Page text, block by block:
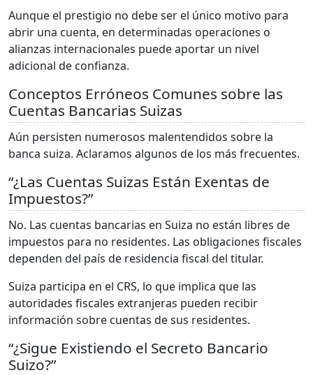
Aunque el prestigio no debe ser el único motivo para
abrir una cuenta, en determinadas operaciones o
alianzas internacionales puede aportar un nivel
adicional de confianza.
Conceptos Erróneos Comunes sobre las
Cuentas Bancarias Suizas
Aún persisten numerosos malentendidos sobre la
banca suiza. Aclaramos algunos de los más frecuentes.
“¿Las Cuentas Suizas Están Exentas de
Impuestos?”
No. Las cuentas bancarias en Suiza no están libres de
impuestos para no residentes. Las obligaciones fiscales
dependen del país de residencia fiscal del titular.
Suiza participa en el CRS, lo que implica que las
autoridades fiscales extranjeras pueden recibir
información sobre cuentas de sus residentes.
“¿Sigue Existiendo el Secreto Bancario
Suizo?”